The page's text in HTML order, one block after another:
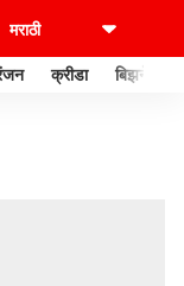
क्रीडा बिझनेस